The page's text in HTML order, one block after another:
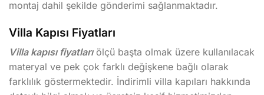
montaj dahil şekilde gönderimi sağlanmaktadır.
Villa Kapısı Fiyatları
Villa kapısı fiyatlarıölçü başta olmak üzere kullanılacak
materyal ve pek çok farklı değişkene bağlı olarak
farklılık göstermektedir. İndirimli villa kapıları hakkında